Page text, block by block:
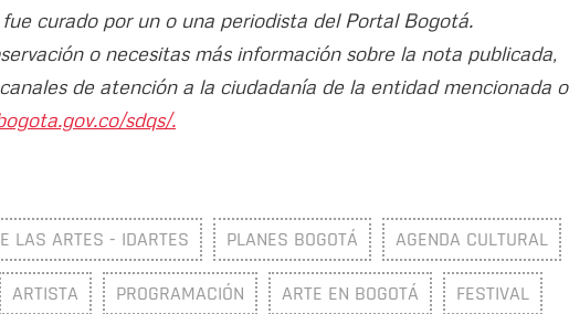
curado por un o una periodista del Portal Bogotá.
o necesitas más información sobre la nota publicada,
de atención a la ciudadanía de la entidad mencionada o
sdqs/.
LAS ARTES - IDARTES PLANES BOGOTÁ AGENDA CULTURAL
ARTISTA PROGRAMACIÓN ARTE EN BOGOTÁ FESTIVAL